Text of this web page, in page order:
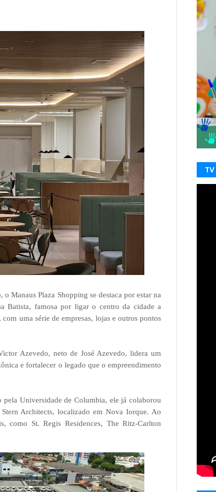
Manaus Plaza Shopping se destaca por estar na
Batista, famosa por ligar o centro da cidade a
uma série de empresas, lojas e outros pontos
Azevedo, neto de José Azevedo, lidera um
e fortalecer o legado que o empreendimento
Universidade de Columbia, ele já colaborou
Architects, localizado em Nova Iorque. Ao
como St. Regis Residences, The Ritz-Carlton